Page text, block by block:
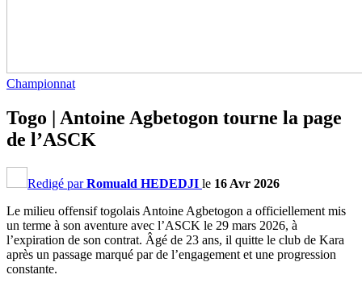
Championnat
Togo | Antoine Agbetogon tourne la page
de l’ASCK
Redigé parRomuald HEDEDJI le 16 Avr 2026
Le milieu offensif togolais Antoine Agbetogon a officiellement mis
un terme à son aventure avec l’ASCK le 29 mars 2026, à
l’expiration de son contrat. Âgé de 23 ans, il quitte le club de Kara
après un passage marqué par de l’engagement et une progression
constante.